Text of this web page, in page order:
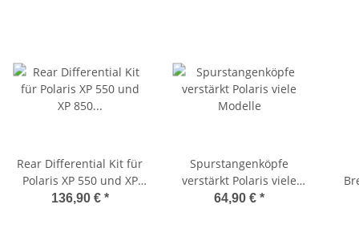
Rear Differential Kit für
Polaris XP 550 und XP
850 25-2080
136,90 € *
Spurstangenköpfe
verstärkt Polaris viele
Modelle
64,90 € *